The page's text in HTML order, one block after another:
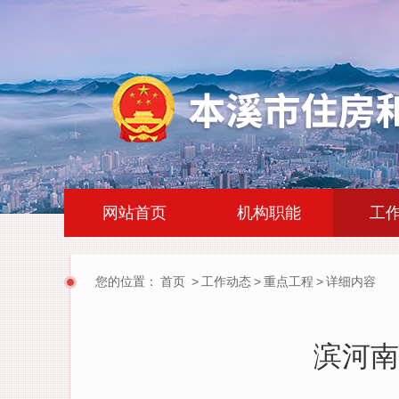
网站首页 机构职能 工
您的位置： 首页 > 工作动态>重点工程 >详细内容
滨河